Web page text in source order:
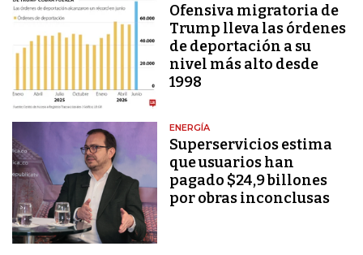
Ofensiva migratoria de
Trump lleva las órdenes
de deportación a su
nivel más alto desde
1998
ENERGÍA
Superservicios estima
que usuarios han
pagado $24,9 billones
por obras inconclusas